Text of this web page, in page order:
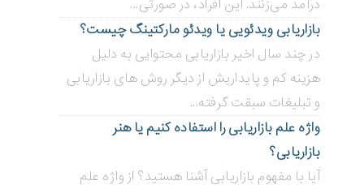
درآمد می‌زنند. این افراد، در صورتی...
بازاریابی ویدئویی ‌یا ویدئو مارکتینگ چیست؟
در چند سال اخیر بازاریابی محتوایی به دلیل
هزینه کم و پایداریش از دیگر روش های بازاریابی
و تبلیغات سبقت گرفته...
واژه علم بازاریابی را استفاده کنیم یا هنر
بازاریابی؟
آیا با مفهوم بازاریابی آشنا هستید؟ از واژه علم